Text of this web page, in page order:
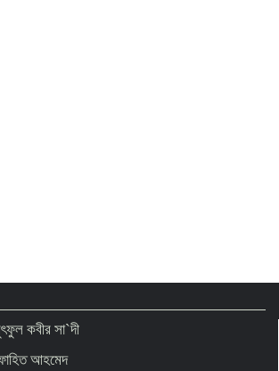
কবীর সা`দী
আহমেদ